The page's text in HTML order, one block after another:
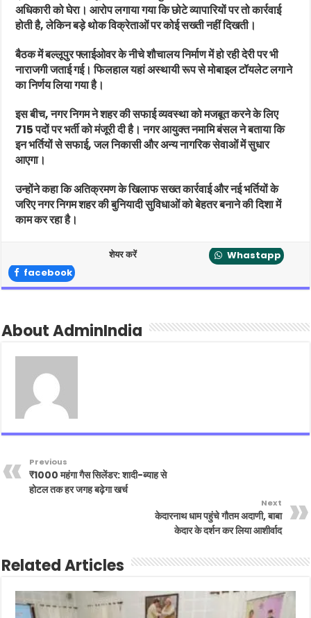
अधिकारी को घेरा। आरोप लगाया गया कि छोटे व्यापारियों पर तो कार्रवाई
होती है, लेकिन बड़े थोक विक्रेताओं पर कोई सख्ती नहीं दिखती।
बैठक में बल्लूपुर फ्लाईओवर के नीचे शौचालय निर्माण में हो रही देरी पर भी
नाराजगी जताई गई। फिलहाल यहां अस्थायी रूप से मोबाइल टॉयलेट लगाने
का निर्णय लिया गया है।
इस बीच, नगर निगम ने शहर की सफाई व्यवस्था को मजबूत करने के लिए
715 पदों पर भर्ती को मंजूरी दी है। नगर आयुक्त नमामि बंसल ने बताया कि
इन भर्तियों से सफाई, जल निकासी और अन्य नागरिक सेवाओं में सुधार
आएगा।
उन्होंने कहा कि अतिक्रमण के खिलाफ सख्त कार्रवाई और नई भर्तियों के
जरिए नगर निगम शहर की बुनियादी सुविधाओं को बेहतर बनाने की दिशा में
काम कर रहा है।
शेयर करें
Whastapp
facebook
About AdminIndia
Previous
₹1000 महंगा गैस सिलेंडर: शादी-ब्याह से
होटल तक हर जगह बढ़ेगा खर्च
Next
केदारनाथ धाम पहुंचे गौतम अदाणी, बाबा
केदार के दर्शन कर लिया आशीर्वाद
Related Articles